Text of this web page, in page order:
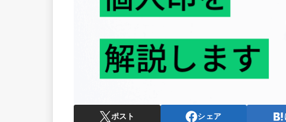
ポスト シェア